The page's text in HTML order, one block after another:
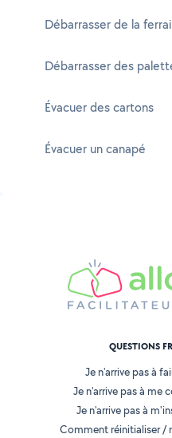
Débarrasser de la
Débarrasser des
Évacuer des cartons
Évacuer un canapé
QUESTIONS
Je n'arrive pas à
Je n'arrive pas à me
Je n'arrive pas à
Comment réinitialiser /